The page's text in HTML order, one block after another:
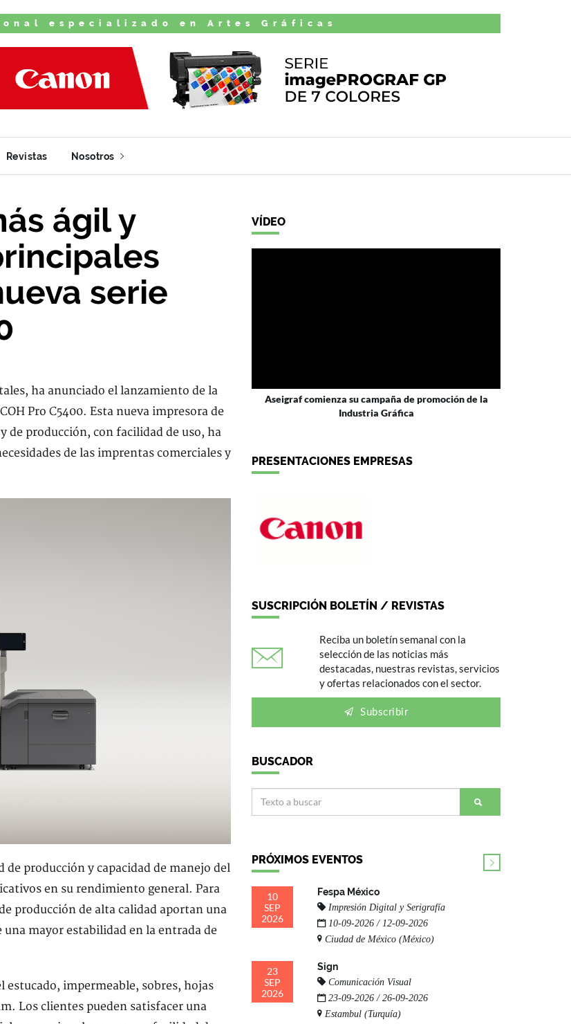
especializado en Artes Gráficas
Revistas Nosotros
ágil y
serie
ha anunciado el lanzamiento de la
Pro C5400. Esta nueva impresora de
de producción, con facilidad de uso, ha
de las imprentas comerciales y
producción y capacidad de manejo del
en su rendimiento general. Para
producción de alta calidad aportan una
mayor estabilidad en la entrada de
estucado, impermeable, sobres, hojas
Los clientes pueden satisfacer una
VÍDEO
Aseigraf comienza su campaña de promoción de la
Industria Gráfica
PRESENTACIONES EMPRESAS
SUSCRIPCIÓN BOLETÍN / REVISTAS
Reciba un boletín semanal con la
selección de las noticias más
destacadas, nuestras revistas, servicios
y ofertas relacionados con el sector.
Subscribir
BUSCADOR
PRÓXIMOS EVENTOS
10
SEP
2026
Fespa México
Impresión Digital y Serigrafía
10-09-2026 / 12-09-2026
Ciudad de México (México)
23
SEP
2026
Sign
Comunicación Visual
23-09-2026 / 26-09-2026
Estambul (Turquía)